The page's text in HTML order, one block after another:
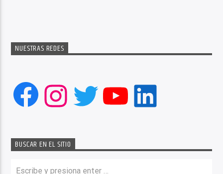
NUESTRAS REDES
Facebook
Instagram
Twitter
YouTube
LinkedIn
BUSCAR EN EL SITIO